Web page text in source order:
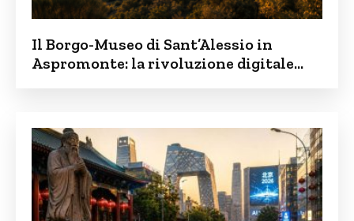
Il Borgo-Museo di Sant’Alessio in
Aspromonte: la rivoluzione digitale